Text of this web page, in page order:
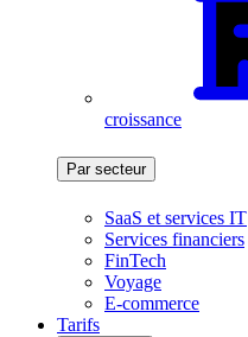
croissance
Par secteur
SaaS et services IT
Services financiers
FinTech
Voyage
E-commerce
Tarifs